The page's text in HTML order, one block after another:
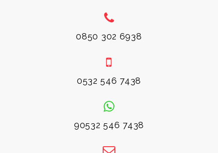
0850 302 6938
0532 546 7438
90532 546 7438